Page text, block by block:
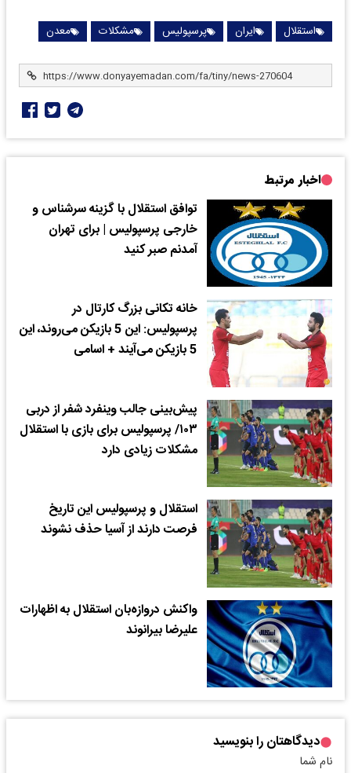
استقلال ایران پرسپولیس مشکلات معدن
اخبار مرتبط
توافق استقلال با گزینه سرشناس و
خارجی پرسپولیس | برای تهران
آمدنم صبر کنید
خانه تکانی بزرگ کارتال در
پرسپولیس: این 5 بازیکن می‌روند، این
5 بازیکن می‌آیند + اسامی
پیش‌بینی جالب وینفرد شفر از دربی
۱۰۳/ پرسپولیس برای بازی با استقلال
مشکلات زیادی دارد
استقلال و پرسپولیس این تاریخ
فرصت دارند از آسیا حذف نشوند
واکنش دروازه‌بان استقلال به اظهارات
علیرضا بیرانوند
دیدگاهتان را بنویسید
نام شما